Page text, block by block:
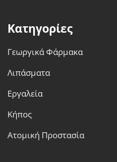
Κατηγορίες
Γεωργικά Φάρμακα
Λιπάσματα
Εργαλεία
Κήπος
Ατομική Προστασία